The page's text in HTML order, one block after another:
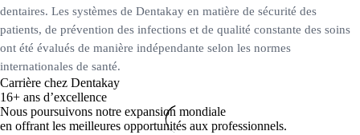
dentaires. Les systèmes de Dentakay en matière de sécurité des
patients, de prévention des infections et de qualité constante des soins
ont été évalués de manière indépendante selon les normes
internationales de santé.
Carrière chez Dentakay
16+ ans d’excellence
Nous poursuivons notre expansion mondiale
en offrant les meilleures opportunités aux professionnels.